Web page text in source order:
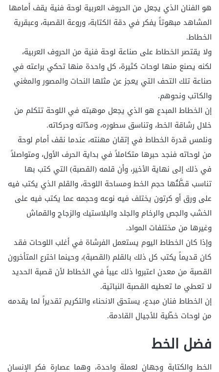
هو الفنان الذي يجعل من الحروف العربية لوحة فنية يقف أمامها
المشاهد مبهوتاً يفكر في دقة الكتابة، وروعة القصبة، وعبقرية
الخطاط.
ولا يقتصر الخطاط على صناعة لوحة فنية من الحروف العربية،
لكنه يصنع منها لوحات كثيرة، كل واحدة منها تحكي براعته في
صناعة تلك التحف التي يعجز عن مثلها النحات والمصور والمغني
والكاتب ونحوهم.
إن الخطاط المبدع هو الذي يجعل موهبته في اللوحة تتكلم من
خلال رشاقة الخط، وتناسق سطوره، ومدّاته وحركاته.
ونلمس قدرة الخطاط في إتقان مهنته، عندما نقف أمام لوحة
من لوحاته فنجد حبرها متكاملاً في بداية الحرف الأول، ومتواصلاً
في ذلك إلى نهاية الأخير، وأن قلمه (القصبة) التي كتب بها
تناسب قطَّتُها حجم الخط ومساحة اللوحة، والقلم الذي يكتب فيه
على ورق أو كرتون يختلف فيه نوعه وحجمه عما يكتب فيه على
الخشب والجص والرخام والجلد والبلاستيك والزجاج والقماش
وغيرها من مختلفات المواد.
وإذا كان الخطاط اليوم يستعمل الفرشاة في أغلب اللوحات فقد
كان قديماً يكتب كل ذلك بالقلم (القصبة)، وحينما اخترع المتأخرون
القصبة من معدن اعتبروا ذلك عيباً في الخطاط لأن قصبة الحديد
لا تعطي ما تعطيه القصبة النباتية.
إن الخطاط فنان مبدع، يستحق الانحناء والتكريم تقديراً لما يقدمه
من لوحات خطّية للأجيال القادمة.
فضل الخط
الخط والكتابة وجهان لعملة واحدة، وهما عصارة فكر الإنسان